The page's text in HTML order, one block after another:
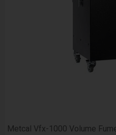
Metcal Vfx-1000 Volume